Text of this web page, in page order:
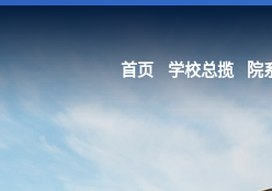
首页 学校总揽 院